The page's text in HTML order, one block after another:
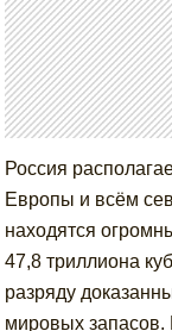
Россия
Европы и всём
находятся
47,8 триллиона
разряду
мировых запасов.